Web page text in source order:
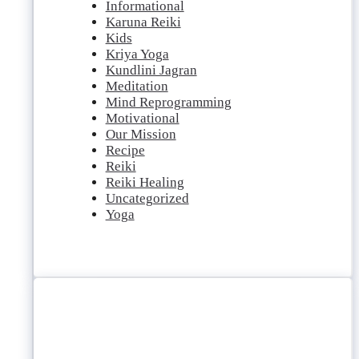
Informational
Karuna Reiki
Kids
Kriya Yoga
Kundlini Jagran
Meditation
Mind Reprogramming
Motivational
Our Mission
Recipe
Reiki
Reiki Healing
Uncategorized
Yoga